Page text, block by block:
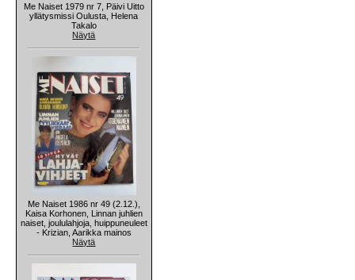
Me Naiset 1979 nr 7, Päivi Uitto
yllätysmissi Oulusta, Helena
Takalo
Näytä
Me Naiset 1986 nr 49 (2.12.),
Kaisa Korhonen, Linnan juhlien
naiset, joululahjoja, huippuneuleet
- Krizian, Aarikka mainos
Näytä